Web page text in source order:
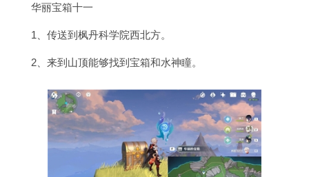
华丽宝箱十一
1、传送到枫丹科学院西北方。
2、来到山顶能够找到宝箱和水神瞳。